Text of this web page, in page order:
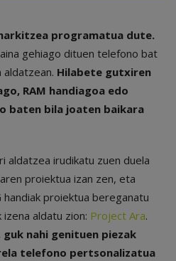
programatua dute.
gehiago dituen telefono bat
Hilabete gutxiren
RAM handiagoa edo
baten bila joaten baikara
aldatzea irudikatu zuen duela
proiektua izan zen, eta
proiektua bereganatu
aldatu zion: Project Ara.
nahi genituen piezak
telefono pertsonalizatua